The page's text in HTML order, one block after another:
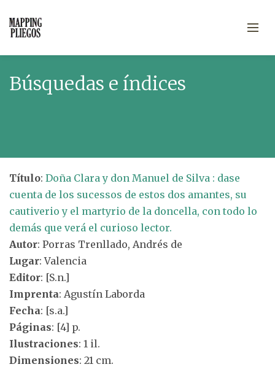
Búsquedas e índices
Título: Doña Clara y don Manuel de Silva : dase
cuenta de los sucessos de estos dos amantes, su
cautiverio y el martyrio de la doncella, con todo lo
demás que verá el curioso lector.
Autor: Porras Trenllado, Andrés de
Lugar: Valencia
Editor: [S.n.]
Imprenta: Agustín Laborda
Fecha: [s.a.]
Páginas: [4] p.
Ilustraciones: 1 il.
Dimensiones: 21 cm.